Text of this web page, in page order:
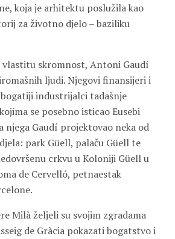
koja je arhitektu poslužila kao
za životno djelo – baziliku
vlastitu skromnost, Antoni Gaudí
ljudi. Njegovi finansijeri i
industrijalci tadašnje
se posebno isticao Eusebi
njega Gaudí projektovao neka od
park Güell, palaču Güell te
crkvu u Koloniji Güell u
de Cervelló, petnaestak
Milà željeli su svojim zgradama
de Gràcia pokazati bogatstvo i